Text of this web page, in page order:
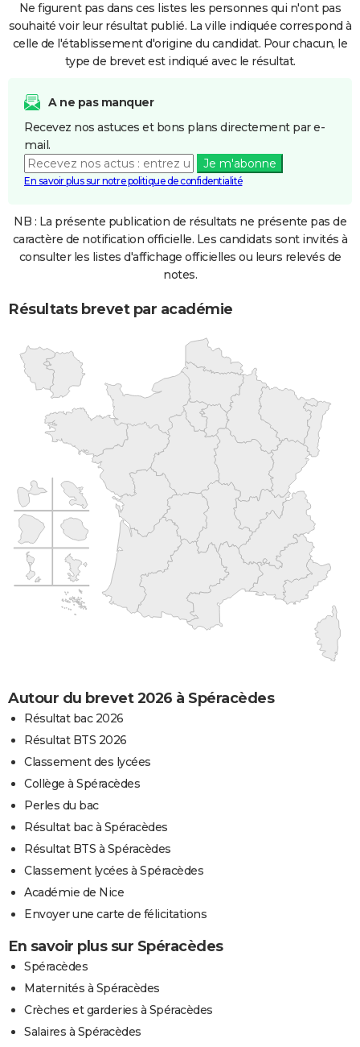
Ne figurent pas dans ces listes les personnes qui n'ont pas
souhaité voir leur résultat publié. La ville indiquée correspond à
celle de l'établissement d'origine du candidat. Pour chacun, le
type de brevet est indiqué avec le résultat.
A ne pas manquer
Recevez nos astuces et bons plans directement par e-
mail.
Je m'abonne
En savoir plus sur notre politique de confidentialité
NB : La présente publication de résultats ne présente pas de
caractère de notification officielle. Les candidats sont invités à
consulter les listes d'affichage officielles ou leurs relevés de
notes.
Résultats brevet par académie
Autour du brevet 2026 à Spéracèdes
Résultat bac 2026
Résultat BTS 2026
Classement des lycées
Collège à Spéracèdes
Perles du bac
Résultat bac à Spéracèdes
Résultat BTS à Spéracèdes
Classement lycées à Spéracèdes
Académie de Nice
Envoyer une carte de félicitations
En savoir plus sur Spéracèdes
Spéracèdes
Maternités à Spéracèdes
Crèches et garderies à Spéracèdes
Salaires à Spéracèdes